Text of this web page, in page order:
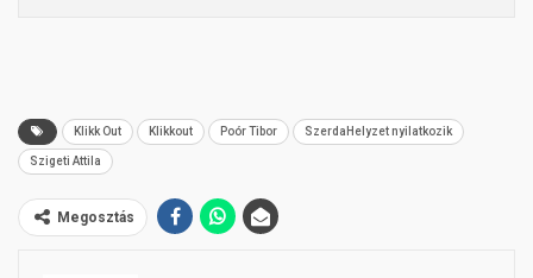
Klikk Out Klikkout Poór Tibor SzerdaHelyzet nyilatkozik
Szigeti Attila
Megosztás